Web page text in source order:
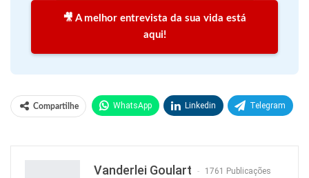
🎥 A melhor entrevista da sua vida está
aqui!
Compartilhe WhatsApp Linkedin Telegram
Vanderlei Goulart 1761 Publicações